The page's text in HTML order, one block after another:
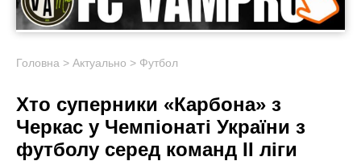
Головна > Актуально > Футбол
Хто суперники «Карбона» з
Черкас у Чемпіонаті України з
футболу серед команд II ліги